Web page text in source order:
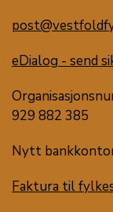
eDialog - send
929 882 385
Nytt
Faktura til